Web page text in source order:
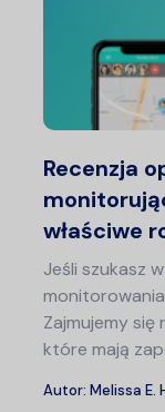
Recenzja
właściwe
Jeśli szukasz
Zajmujemy się
które mają
Autor: Melissa E.